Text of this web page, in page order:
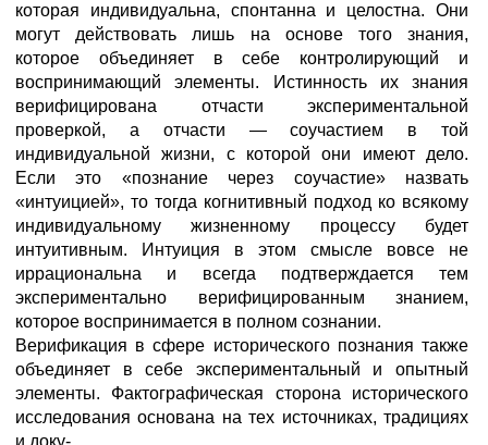
которая индивидуальна, спонтанна и целостна. Они
могут действовать лишь на основе того знания,
которое объединяет в себе контролирующий и
воспринимающий элементы. Истинность их знания
верифицирована отчасти экспериментальной
проверкой, а отчасти — соучастием в той
индивидуальной жизни, с которой они имеют дело.
Если это «познание через соучастие» назвать
«интуицией», то тогда когнитивный подход ко всякому
индивидуальному жизненному процессу будет
интуитивным. Интуиция в этом смысле вовсе не
иррациональна и всегда подтверждается тем
экспериментально верифицированным знанием,
которое воспринимается в полном сознании.
Верификация в сфере исторического познания также
объединяет в себе экспериментальный и опытный
элементы. Фактографическая сторона исторического
исследования основана на тех источниках, традициях
и доку-